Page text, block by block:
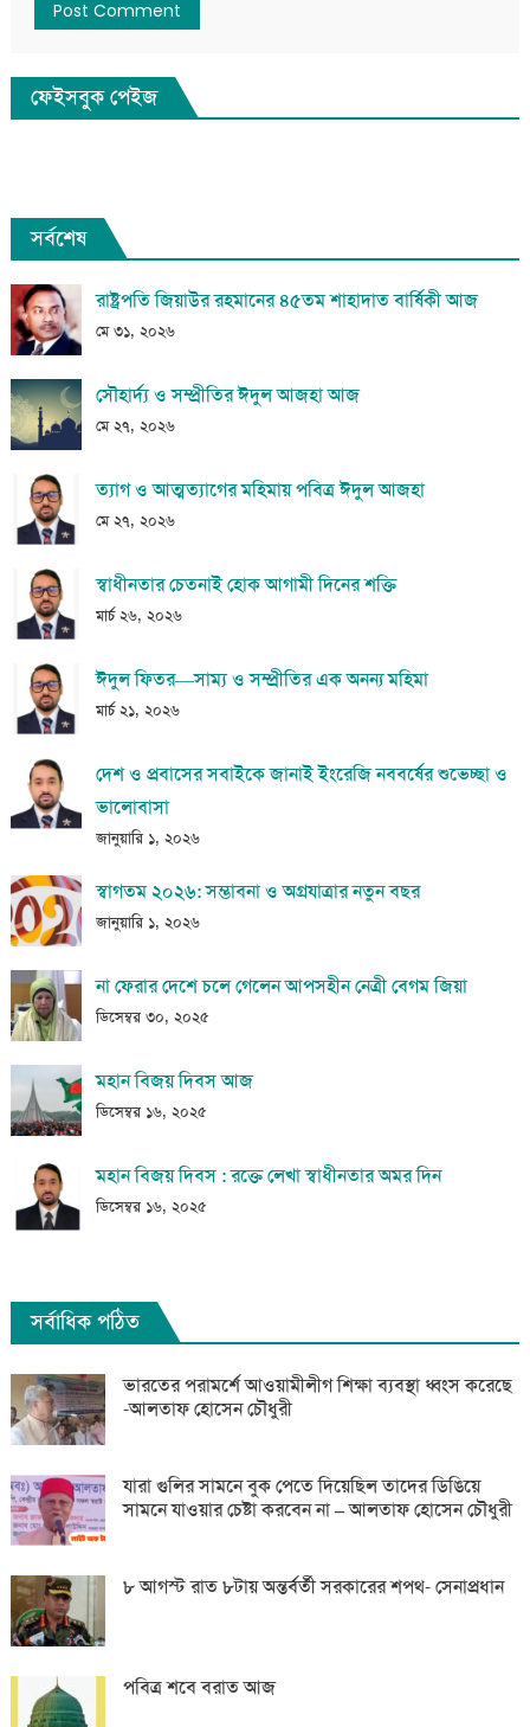
ফেইসবুক পেইজ
সর্বশেষ
রাষ্ট্রপতি জিয়াউর রহমানের ৪৫তম শাহাদাত বার্ষিকী আজ
মে ৩১, ২০২৬
সৌহার্দ্য ও সম্প্রীতির ঈদুল আজহা আজ
মে ২৭, ২০২৬
ত্যাগ ও আত্মত্যাগের মহিমায় পবিত্র ঈদুল আজহা
মে ২৭, ২০২৬
স্বাধীনতার চেতনাই হোক আগামী দিনের শক্তি
মার্চ ২৬, ২০২৬
ঈদুল ফিতর—সাম্য ও সম্প্রীতির এক অনন্য মহিমা
মার্চ ২১, ২০২৬
দেশ ও প্রবাসের সবাইকে জানাই ইংরেজি নববর্ষের শুভেচ্ছা ও
ভালোবাসা
জানুয়ারি ১, ২০২৬
স্বাগতম ২০২৬: সম্ভাবনা ও অগ্রযাত্রার নতুন বছর
জানুয়ারি ১, ২০২৬
না ফেরার দেশে চলে গেলেন আপসহীন নেত্রী বেগম জিয়া
ডিসেম্বর ৩০, ২০২৫
মহান বিজয় দিবস আজ
ডিসেম্বর ১৬, ২০২৫
মহান বিজয় দিবস : রক্তে লেখা স্বাধীনতার অমর দিন
ডিসেম্বর ১৬, ২০২৫
সর্বাধিক পঠিত
ভারতের পরামর্শে আওয়ামীলীগ শিক্ষা ব্যবস্থা ধ্বংস করেছে
-আলতাফ হোসেন চৌধুরী
যারা গুলির সামনে বুক পেতে দিয়েছিল তাদের ডিঙিয়ে
সামনে যাওয়ার চেষ্টা করবেন না – আলতাফ হোসেন চৌধুরী
৮ আগস্ট রাত ৮টায় অন্তর্বর্তী সরকারের শপথ- সেনাপ্রধান
পবিত্র শবে বরাত আজ